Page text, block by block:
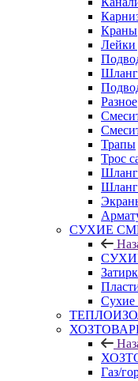
Краны
Лейки
Разное
Трапы
Трос
СУХИЕ
Сухие
Газ/